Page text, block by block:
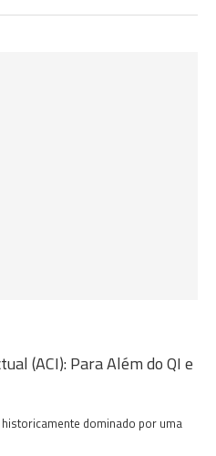
(ACI): Para Além do QI e
dominado por uma